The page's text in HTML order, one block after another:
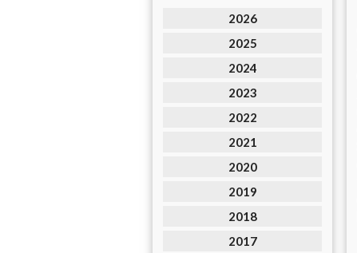
2026
2025
2024
2023
2022
2021
2020
2019
2018
2017